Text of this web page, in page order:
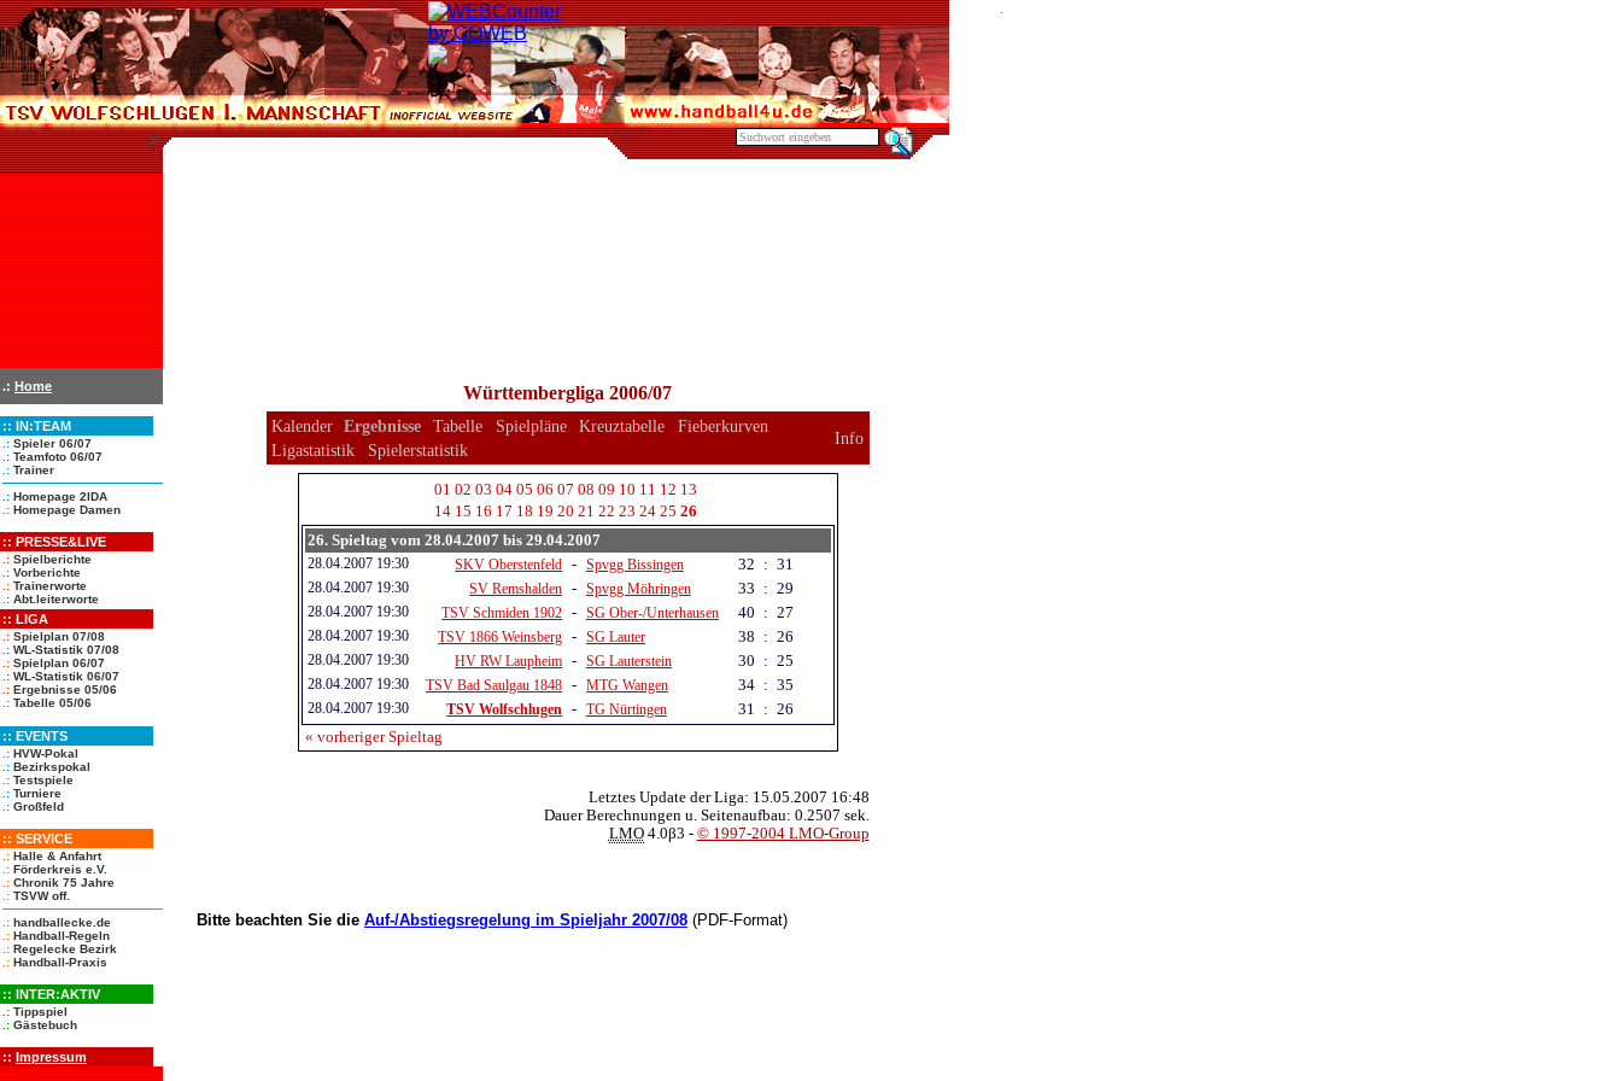
.: Home
:: IN:TEAM
.: Spieler 06/07
.: Teamfoto 06/07
.: Trainer
.: Homepage 2IDA
.: Homepage Damen
:: PRESSE&LIVE
.: Spielberichte
.: Vorberichte
.: Trainerworte
.: Abt.leiterworte
:: LIGA
.: Spielplan 07/08
.: WL-Statistik 07/08
.: Spielplan 06/07
.: WL-Statistik 06/07
.: Ergebnisse 05/06
.: Tabelle 05/06
:: EVENTS
.: HVW-Pokal
.: Bezirkspokal
.: Testspiele
.: Turniere
.: Großfeld
:: SERVICE
.: Halle & Anfahrt
.: Förderkreis e.V.
.: Chronik 75 Jahre
.: TSVW off.
.: handballecke.de
.: Handball-Regeln
.: Regelecke Bezirk
.: Handball-Praxis
:: INTER:AKTIV
.: Tippspiel
.: Gästebuch
:: Impressum
Württembergliga 2006/07
Kalender Ergebnisse Tabelle Spielpläne Kreuztabelle
Fieberkurven
Ligastatistik
Spielerstatistik
Info
01 02 03 04 05 06 07 08 09 10 11 12 13
14 15 16 17 18 19 20 21 22 23 24 25 26
26. Spieltag vom 28.04.2007 bis 29.04.2007
28.04.2007 19:30 SKV Oberstenfeld - Spvgg Bissingen 32 : 31
28.04.2007 19:30 SV Remshalden - Spvgg Möhringen 33 : 29
28.04.2007 19:30 TSV Schmiden 1902 - SG Ober-/Unterhausen 40 : 27
28.04.2007 19:30 TSV 1866 Weinsberg - SG Lauter 38 : 26
28.04.2007 19:30 HV RW Laupheim - SG Lauterstein 30 : 25
28.04.2007 19:30 TSV Bad Saulgau 1848 - MTG Wangen 34 : 35
28.04.2007 19:30 TSV Wolfschlugen - TG Nürtingen 31 : 26
« vorheriger Spieltag
Letztes Update der Liga: 15.05.2007 16:48
Dauer Berechnungen u. Seitenaufbau: 0.2507 sek.
LMO4.0β3 - © 1997-2004 LMO-Group
Bitte beachten Sie die Auf-/Abstiegsregelung im Spieljahr 2007/08 (PDF-Format)